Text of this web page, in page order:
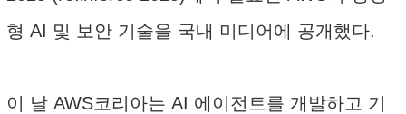
형 AI 및 보안 기술을 국내 미디어에 공개했다.
이 날 AWS코리아는 AI 에이전트를 개발하고 기